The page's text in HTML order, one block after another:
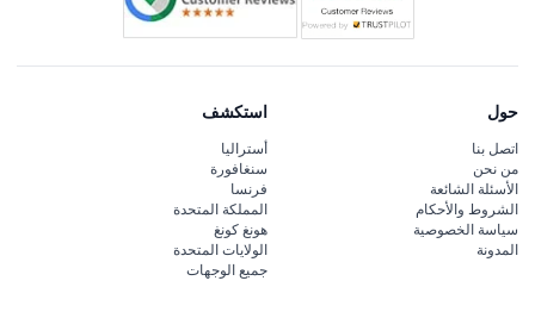
حول
اتصل بنا
من نحن
الأسئلة الشائعة
الشروط والأحكام
سياسة الخصوصية
المدونة
استكشف
أستراليا
سنغافورة
فرنسا
المملكة المتحدة
هونغ كونغ
الولايات المتحدة
جميع الوجهات